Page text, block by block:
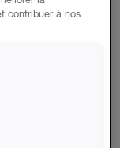
et le
contribuer à nos